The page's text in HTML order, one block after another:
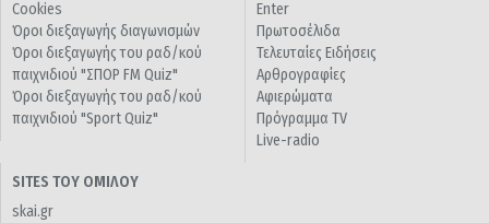
Cookies
Όροι διεξαγωγής διαγωνισμών
Όροι διεξαγωγής του ραδ/κού
παιχνιδιού "ΣΠΟΡ FM Quiz"
Όροι διεξαγωγής του ραδ/κού
παιχνιδιού "Sport Quiz"
Enter
Πρωτοσέλιδα
Τελευταίες Ειδήσεις
Αρθρογραφίες
Αφιερώματα
Πρόγραμμα TV
Live-radio
SITES ΤΟΥ ΟΜΙΛΟΥ
skai.gr